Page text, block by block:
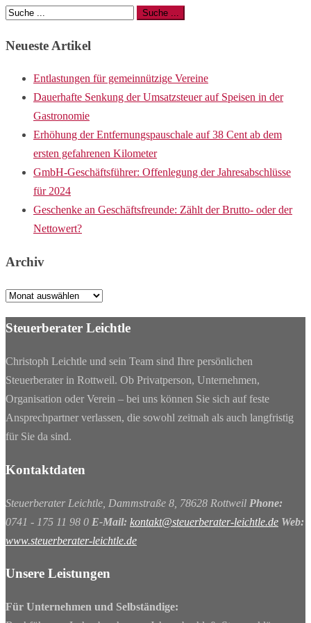
Neueste Artikel
Entlastungen für gemeinnützige Vereine
Dauerhafte Senkung der Umsatzsteuer auf Speisen in der
Gastronomie
Erhöhung der Entfernungspauschale auf 38 Cent ab dem
ersten gefahrenen Kilometer
GmbH-Geschäftsführer: Offenlegung der Jahresabschlüsse
für 2024
Geschenke an Geschäftsfreunde: Zählt der Brutto- oder der
Nettowert?
Archiv
Archiv
Steuerberater Leichtle
Christoph Leichtle und sein Team sind Ihre persönlichen
Steuerberater in Rottweil. Ob Privatperson, Unternehmen,
Organisation oder Verein – bei uns können Sie sich auf feste
Ansprechpartner verlassen, die sowohl zeitnah als auch langfristig
für Sie da sind.
Kontaktdaten
Steuerberater Leichtle, Dammstraße 8, 78628 Rottweil Phone:
0741 - 175 11 98 0 E-Mail: kontakt@steuerberater-leichtle.de Web:
www.steuerberater-leichtle.de
Unsere Leistungen
Für Unternehmen und Selbständige: